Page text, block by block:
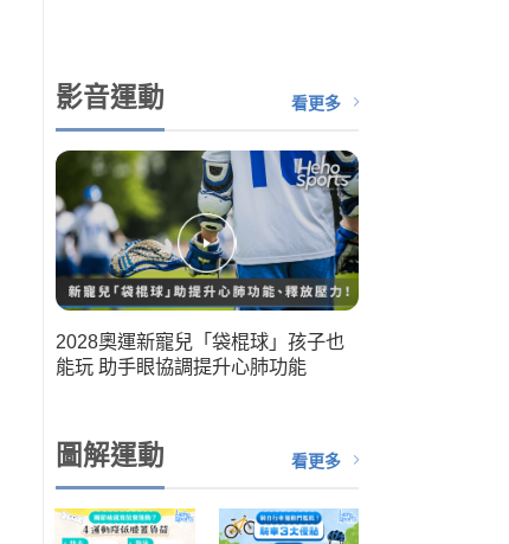
影音運動 看更多
2028奧運新寵兒「袋棍球」孩子也
能玩 助手眼協調提升心肺功能
圖解運動 看更多